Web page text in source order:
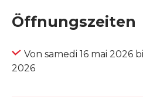
Öffnungszeiten
Von samedi 16 mai 2026
2026